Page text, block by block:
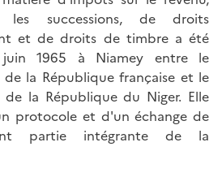
successions, de droits
et de droits de timbre a été
juin 1965 à Niamey entre le
la République française et le
de la République du Niger. Elle
protocole et d'un échange de
partie intégrante de la